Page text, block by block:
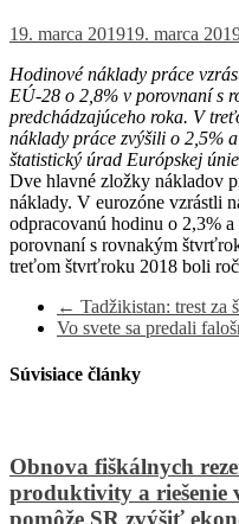
19. marca 201919. marca
Hodinové náklady práce
EÚ-28 o 2,8% v porovnaní s
predchádzajúceho roka. V
náklady práce zvýšili o 2,5%
štatistický úrad Európskej únie
Dve hlavné zložky nákladov
náklady. V eurozóne vzrástli
odpracovanú hodinu o 2,3%
porovnaní s rovnakým
treťom štvrťroku 2018 boli
← Tadžikistan: trest za
Vo svete sa predali
Súvisiace články
Obnova fiškálnych
produktivity a riešenie
pomôže SR zvýšiť